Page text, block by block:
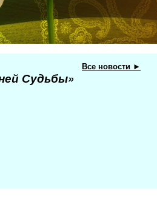
Все новости ►
Судьбы»